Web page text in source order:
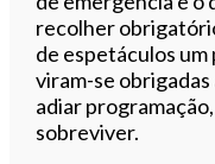
recolher
de espetáculos
viram-se
adiar
sobreviver.